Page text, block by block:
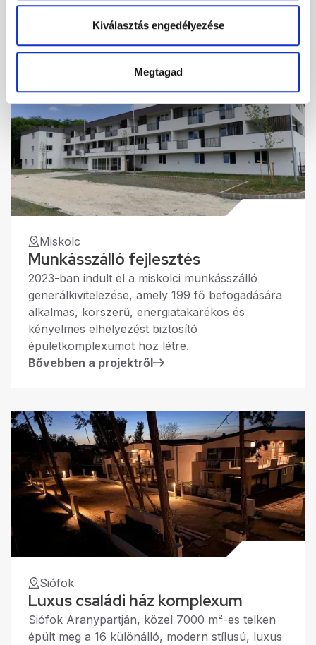
Kiválasztás engedélyezése
Megtagad
További projektjeink
Miskolc
Munkásszálló fejlesztés
2023-ban indult el a miskolci munkásszálló
generálkivitelezése, amely 199 fő befogadására
alkalmas, korszerű, energiatakarékos és
kényelmes elhelyezést biztosító
épületkomplexumot hoz létre.
Bővebben a projektről
Siófok
Luxus családi ház komplexum
Siófok Aranypartján, közel 7000 m²-es telken
épült meg a 16 különálló, modern stílusú, luxus